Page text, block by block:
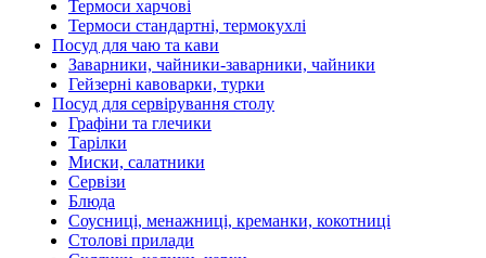
Термоси харчові
Термоси стандартні, термокухлі
Посуд для чаю та кави
Заварники, чайники-заварники, чайники
Гейзерні кавоварки, турки
Посуд для сервірування столу
Графіни та глечики
Тарілки
Миски, салатники
Сервізи
Блюда
Соусниці, менажниці, креманки, кокотниці
Столові прилади